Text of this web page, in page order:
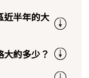
近半年的大
約多少？